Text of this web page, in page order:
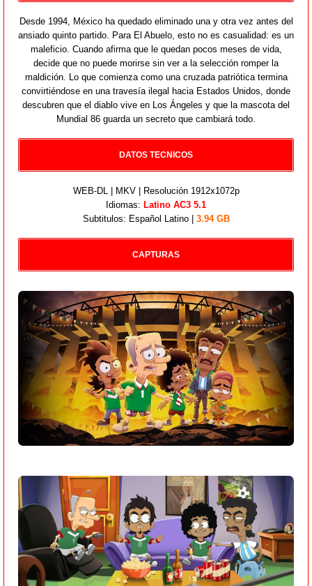
Desde 1994, México ha quedado eliminado una y otra vez antes del
ansiado quinto partido. Para El Abuelo, esto no es casualidad: es un
maleficio. Cuando afirma que le quedan pocos meses de vida,
decide que no puede morirse sin ver a la selección romper la
maldición. Lo que comienza como una cruzada patriótica termina
convirtiéndose en una travesía ilegal hacia Estados Unidos, donde
descubren que el diablo vive en Los Ángeles y que la mascota del
Mundial 86 guarda un secreto que cambiará todo.
DATOS TECNICOS
WEB-DL | MKV | Resolución 1912x1072p
Idiomas: Latino AC3 5.1
Subtitulos: Español Latino | 3.94 GB
CAPTURAS